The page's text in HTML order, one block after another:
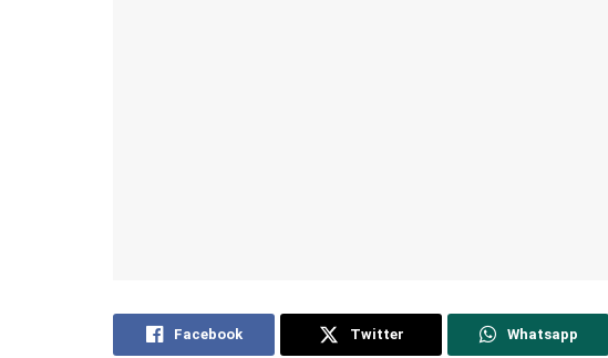
Facebook Twitter Whatsapp